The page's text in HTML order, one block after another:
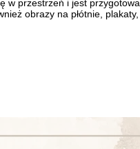
w przestrzeń i jest
obrazy na płótnie,